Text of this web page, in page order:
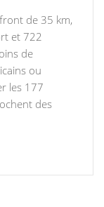
de 35 km,
et 722
de
ou
les 177
des